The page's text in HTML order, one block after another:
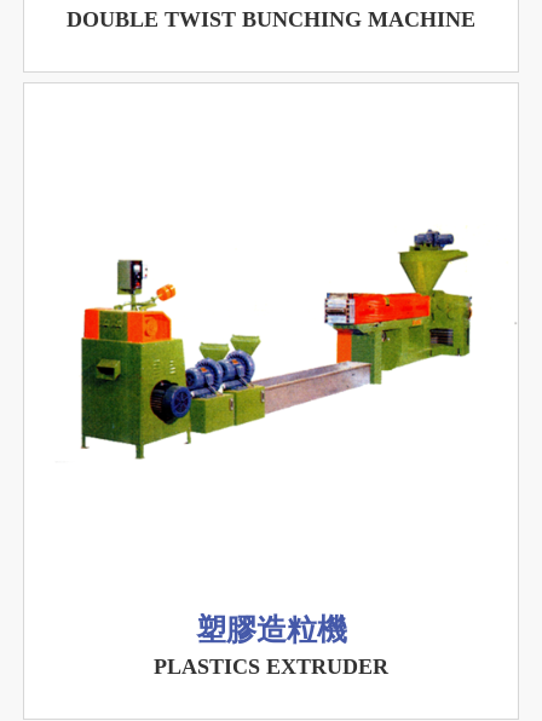
DOUBLE TWIST BUNCHING MACHINE
塑膠造粒機
PLASTICS EXTRUDER